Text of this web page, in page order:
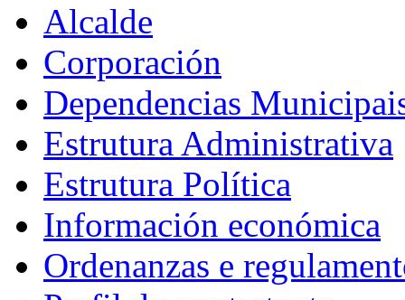
Alcalde
Corporación
Dependencias
Estrutura Administrativa
Estrutura Política
Información económica
Ordenanzas e